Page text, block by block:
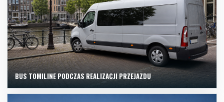
BUS TOMILINE PODCZAS REALIZACJI PRZEJAZDU